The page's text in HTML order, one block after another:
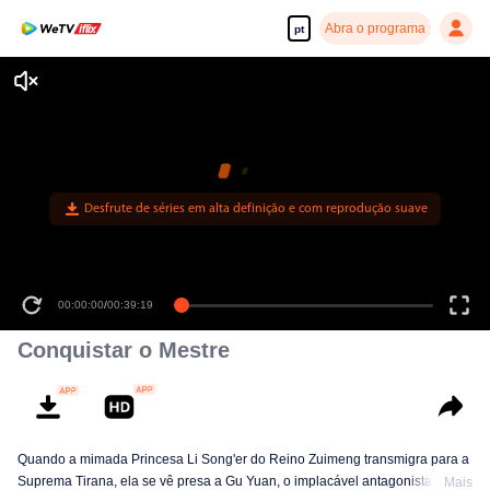
pt Abra o programa
00:00:00/00:39:19
Conquistar o Mestre
Quando a mimada Princesa Li Song'er do Reino Zuimeng transmigra para a
Suprema Tirana, ela se vê presa a Gu Yuan, o implacável antagonista daMais